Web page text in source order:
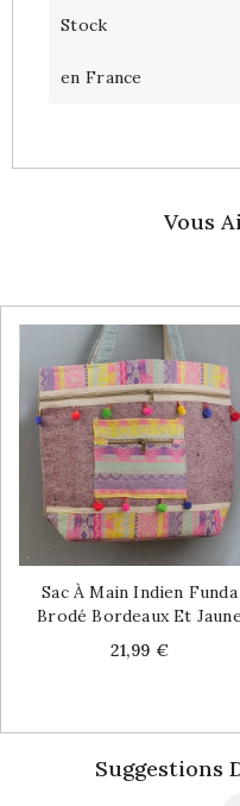
Stock
en France
Vous
Sac À Main Indien Funda
Brodé Bordeaux Et Jaune
Price
21,99 €
Suggestions